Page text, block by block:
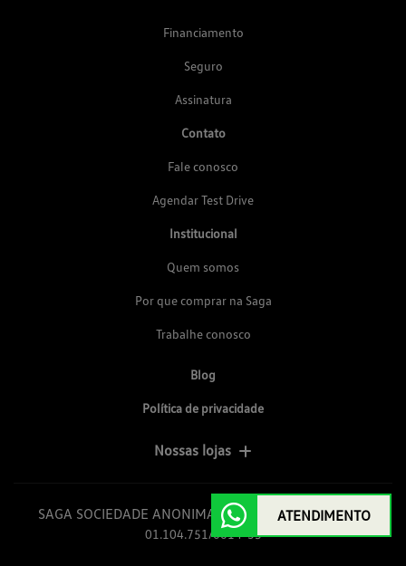
Financiamento
Seguro
Assinatura
Contato
Fale conosco
Agendar Test Drive
Institucional
Quem somos
Por que comprar na Saga
Trabalhe conosco
Blog
Política de privacidade
Nossas lojas
SAGA SOCIEDADE ANONIMA GOIAS DE AUTOMOVEIS
01.104.751/0014-35
ATENDIMENTO